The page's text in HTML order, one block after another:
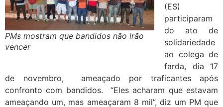
PMs mostram que bandidos não irão
vencer
(ES)
participaram
do ato de
solidariedade
ao colega de
farda, dia 17
de novembro, ameaçado por traficantes após
confronto com bandidos. “Eles acharam que estavam
ameaçando um, mas ameaçaram 8 mil”, diz um PM que